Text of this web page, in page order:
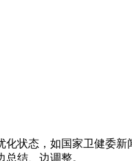
状态，如国家卫健委
结、边调整。